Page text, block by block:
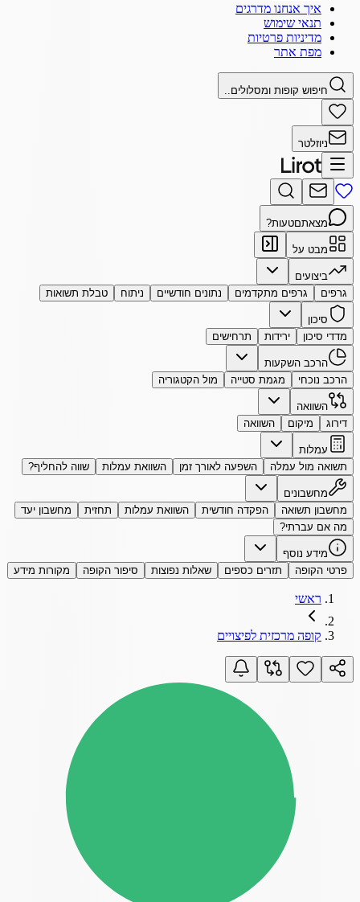
איך אנחנו מדרגים
תנאי שימוש
מדיניות פרטיות
מפת אתר
חיפוש קופות ומסלולים..
ניוזלטר
מצאתםטעות?
מבט על
ביצועים
גרפים
גרפים מתקדמים נתונים חודשיים ניתוח טבלת תשואות
סיכון
מדדי סיכון
ירידות תרחישים
הרכב השקעות
הרכב נוכחי
מגמת סטייה מול הקטגוריה
השוואה
דירוג
מיקום השוואה
עמלות
תשואה מול עמלה
השפעה לאורך זמן השוואת עמלות שווה להחליף?
מחשבונים
מחשבון תשואה
הפקדה חודשית השוואת עמלות תחזית
מחשבון יעד
מה אם עברתי?
מידע נוסף
פרטי הקופה
תזרים כספים שאלות נפוצות סיפור הקופה מקורות מידע
ראשי
קופה מרכזית לפיצויים